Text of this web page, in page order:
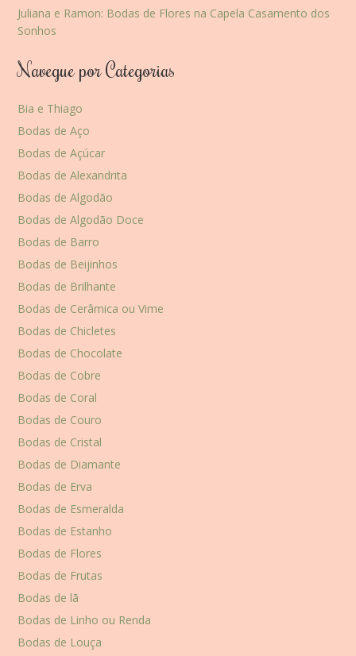
Juliana e Ramon: Bodas de Flores na Capela Casamento dos
Sonhos
Navegue por Categorias
Bia e Thiago
Bodas de Aço
Bodas de Açúcar
Bodas de Alexandrita
Bodas de Algodão
Bodas de Algodão Doce
Bodas de Barro
Bodas de Beijinhos
Bodas de Brilhante
Bodas de Cerâmica ou Vime
Bodas de Chicletes
Bodas de Chocolate
Bodas de Cobre
Bodas de Coral
Bodas de Couro
Bodas de Cristal
Bodas de Diamante
Bodas de Erva
Bodas de Esmeralda
Bodas de Estanho
Bodas de Flores
Bodas de Frutas
Bodas de lã
Bodas de Linho ou Renda
Bodas de Louça